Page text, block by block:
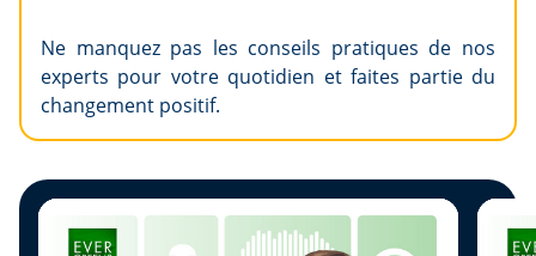
Ne manquez pas les conseils pratiques de nos
experts pour votre quotidien et faites partie du
changement positif.